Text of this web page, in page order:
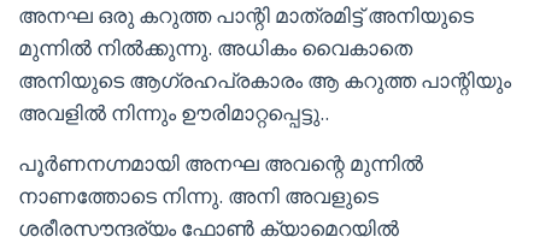
അനഘ ഒരു കറുത്ത പാന്റി മാത്രമിട്ട് അനിയുടെ
മുന്നിൽ നിൽക്കുന്നു. അധികം വൈകാതെ
അനിയുടെ ആഗ്രഹപ്രകാരം ആ കറുത്ത പാന്റിയും
അവളിൽ നിന്നും ഊരിമാറ്റപ്പെട്ടു..
പൂർണനഗ്നമായി അനഘ അവന്റെ മുന്നിൽ
നാണത്തോടെ നിന്നു. അനി അവളുടെ
ശരീരസൗന്ദര്യം ഫോൺ ക്യാമെറയിൽ